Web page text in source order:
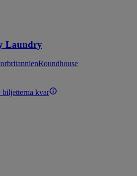
Laundry
Roundhouse
biljetterna kvar